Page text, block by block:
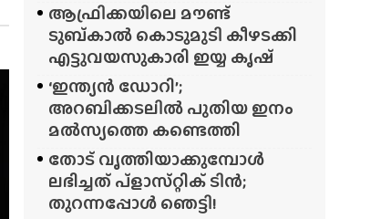
ആഫ്രിക്കയിലെ മൗണ്ട്
ടുബ്‌കാൽ കൊടുമുടി കീഴടക്കി
എട്ടുവയസുകാരി ഇയ്യ കൃഷ്
‘ഇന്ത്യൻ ഡോറി’;
അറബിക്കടലിൽ പുതിയ ഇനം
മൽസ്യത്തെ കണ്ടെത്തി
തോട് വൃത്തിയാക്കുമ്പോൾ
ലഭിച്ചത് പ്‌ളാസ്‌റ്റിക് ടിൻ;
തുറന്നപ്പോൾ ഞെട്ടി!